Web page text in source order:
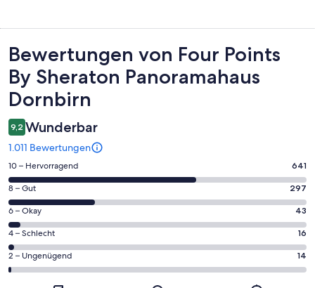
Bewertungen
Bewertungen von Four Points
By Sheraton Panoramahaus
Dornbirn
9,2 Wunderbar
1.011 Bewertungen
641
von
insgesamt
1011
Gästebewertungen
haben
eine
Bewertung
10 – Hervorragend 641
297
von
insgesamt
1011
Gästebewertungen
haben
8 – Gut 297
43
von
insgesamt
1011
Gästebewertungen
6 – Okay 43
16
von
insgesamt
4 – Schlecht 16
14
von
2 – Ungenügend 14